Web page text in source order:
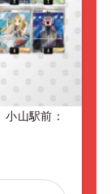
山駅前：